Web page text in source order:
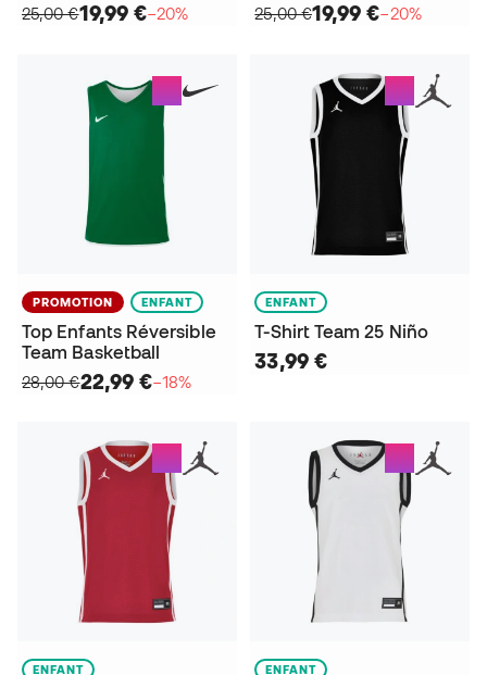
25,00 €19,99 €−20%
25,00 €19,99 €−20%
PROMOTION ENFANT
Top Enfants Réversible
Team Basketball
28,00 €22,99 €−18%
ENFANT
T-Shirt Team 25 Niño
33,99 €
ENFANT ENFANT